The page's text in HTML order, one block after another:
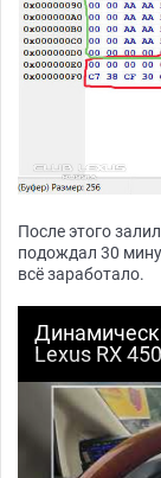
После этого
подождал 30
всё заработало.
Lexus RX